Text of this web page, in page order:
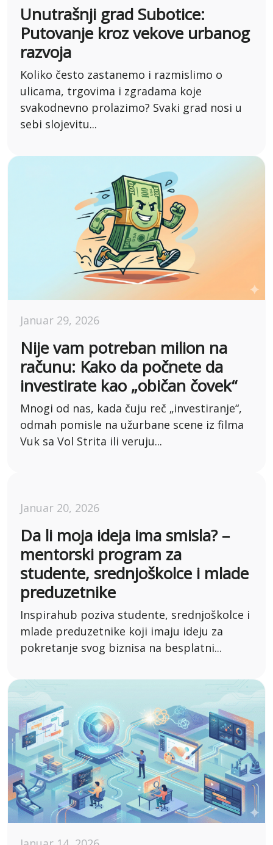
Unutrašnji grad Subotice:
Putovanje kroz vekove urbanog
razvoja
Koliko često zastanemo i razmislimo o
ulicama, trgovima i zgradama koje
svakodnevno prolazimo? Svaki grad nosi u
sebi slojevitu...
Januar 29, 2026
Nije vam potreban milion na
računu: Kako da počnete da
investirate kao „običan čovek“
Mnogi od nas, kada čuju reč „investiranje“,
odmah pomisle na užurbane scene iz filma
Vuk sa Vol Strita ili veruju...
Januar 20, 2026
Da li moja ideja ima smisla? –
mentorski program za
studente, srednjoškolce i mlade
preduzetnike
Inspirahub poziva studente, srednjoškolce i
mlade preduzetnike koji imaju ideju za
pokretanje svog biznisa na besplatni...